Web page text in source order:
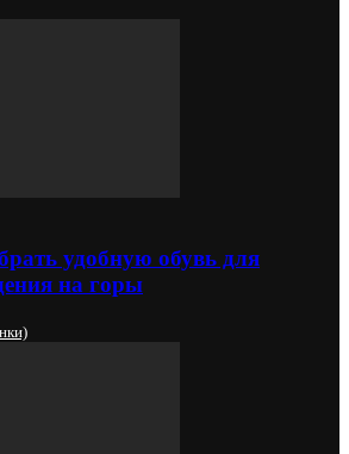
удобную обувь для
на горы